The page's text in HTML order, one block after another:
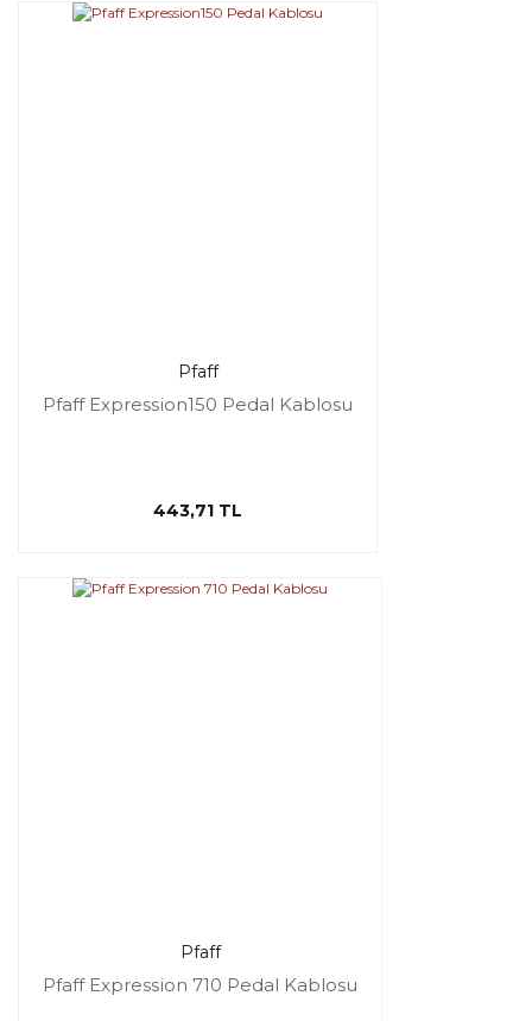
Pfaff
Pfaff Expression150 Pedal Kablosu
443,71 TL
Pfaff
Pfaff Expression 710 Pedal Kablosu